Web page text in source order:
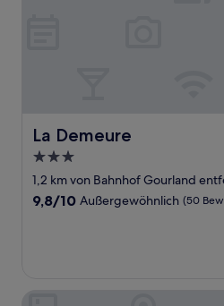
La Demeure
La Demeure
3.0-
Sterne-
Unterkunft
1,2 km von Bahnhof Gourland
9.8
9,8/10 Außergewöhnlich (50